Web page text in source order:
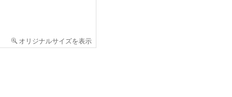
オリジナルサイズを表示